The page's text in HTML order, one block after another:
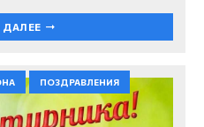
ДАЛЕЕ
ПОЗДРАВЛЕНИЯ